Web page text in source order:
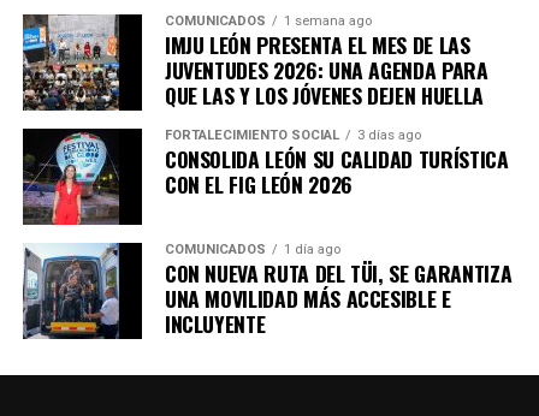
especialistas y representantes del sector productivo,
DIVEX 2026 reafirma a León como un referente
nacional en innovación industrial, impulsando una
proveeduría cada vez más competitiva, diversificada y
preparada para conquistar nuevos mercados.
COMUNICADOS 1 semana ago
IMJU LEÓN PRESENTA EL MES DE LAS
JUVENTUDES 2026: UNA AGENDA PARA
QUE LAS Y LOS JÓVENES DEJEN HUELLA
FORTALECIMIENTO SOCIAL 3 días ago
CONSOLIDA LEÓN SU CALIDAD TURÍSTICA
CON EL FIG LEÓN 2026
COMUNICADOS 1 día ago
CON NUEVA RUTA DEL TÜI, SE GARANTIZA
UNA MOVILIDAD MÁS ACCESIBLE E
INCLUYENTE